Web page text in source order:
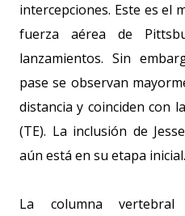
intercepciones. Este es el
fuerza aérea de
lanzamientos. Sin
pase se observan
distancia y coinciden con
(TE). La inclusión de
aún está en su etapa inicial.
La columna